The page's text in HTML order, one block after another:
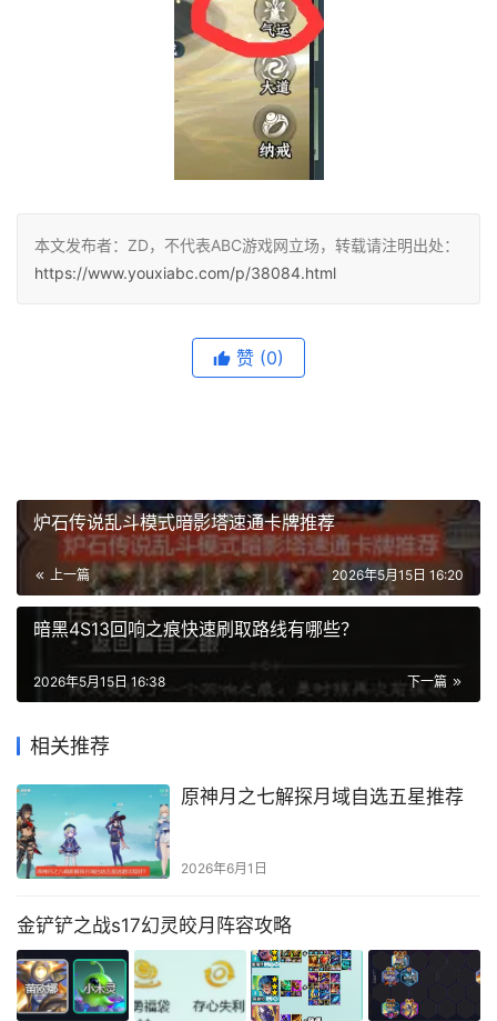
本文发布者：ZD，不代表ABC游戏网立场，转载请注明出处：
https://www.youxiabc.com/p/38084.html
赞 (0)
炉石传说乱斗模式暗影塔速通卡牌推荐
上一篇 2026年5月15日 16:20
暗黑4S13回响之痕快速刷取路线有哪些？
下一篇
2026年5月15日 16:38
相关推荐
原神月之七解探月域自选五星推荐
2026年6月1日
金铲铲之战s17幻灵皎月阵容攻略